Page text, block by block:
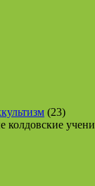
(23)
колдовские